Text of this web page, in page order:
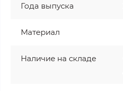
Года выпуска
Материал
Наличие на складе